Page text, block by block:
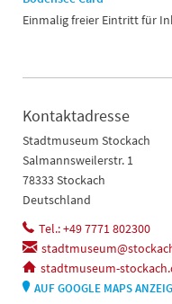
Einmalig freier Eintritt für
Kontaktadresse
Stadtmuseum Stockach
Salmannsweilerstr. 1
78333 Stockach
Deutschland
Tel.: +49 7771 802300
stadtmuseum-
AUF GOOGLE MAPS